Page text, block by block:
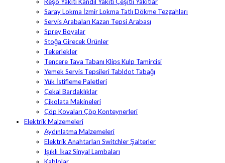
Saray Lokma İzmir Lokma Tatlı Dökme Tezgahları
Servis Arabaları Kazan Tepsi Arabası
Sprey Boyalar
Stoğa Girecek Ürünler
Tekerlekler
Tencere Tava Tabanı Klips Kulp Tamircisi
Yemek Servis Tepsileri Tabldot Tabağı
Yük İstifleme Paletleri
Çekal Bardaklıklar
Çikolata Makineleri
Çöp Kovaları Çöp Konteynerleri
Elektrik Malzemeleri
Aydınlatma Malzemeleri
Elektrik Anahtarları Switchler Şalterler
Işıklı İkaz Sinyal Lambaları